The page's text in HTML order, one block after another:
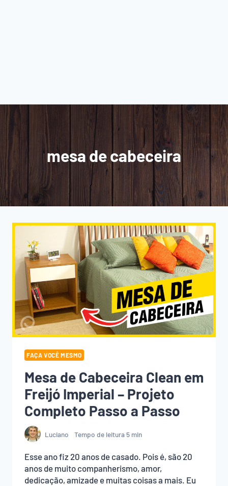
mesa de cabeceira
FAÇA VOCÊ MESMO
Mesa de Cabeceira Clean em
Freijó Imperial – Projeto
Completo Passo a Passo
Luciano Tempo de leitura5 min
Esse ano fiz 20 anos de casado. Pois é, são 20
anos de muito companherismo, amor,
dedicação, amizade e muitas coisas a mais. Eu